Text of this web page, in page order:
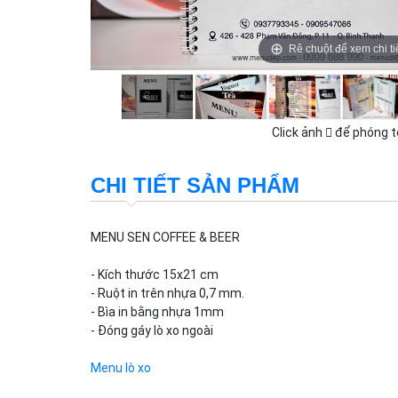
Rê chuột để xem chi
Click ảnh để phóng
CHI TIẾT SẢN PHẨM
MENU SEN COFFEE & BEER
- Kích thước 15x21 cm
- Ruột in trên nhựa 0,7 mm.
- Bìa in bằng nhựa 1mm
- Đóng gáy lò xo ngoài
Menu lò xo